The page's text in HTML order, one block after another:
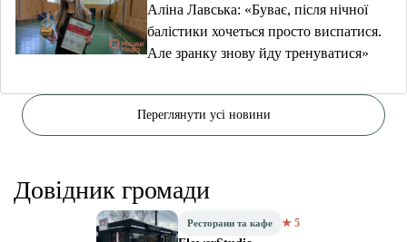
Аліна Лавська: «Буває, після нічної
балістики хочеться просто виспатися.
Але зранку знову йду тренуватися»
Переглянути усі новини
Довідник громади
Ресторани та кафе ★ 5